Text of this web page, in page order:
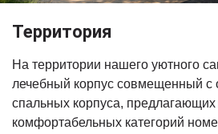
Территория
На территории нашего уютного
лечебный корпус совмещенный
спальных корпуса, предлагающих
комфортабельных категорий